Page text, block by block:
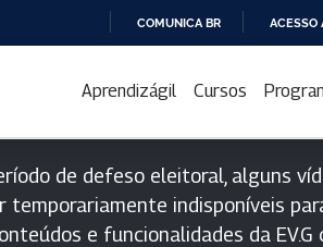
PARA
CONTEÚDO
COMUNICA BR ACESSO
Aprendizágil Cursos
de defeso eleitoral, alguns
temporariamente indisponíveis
e funcionalidades da